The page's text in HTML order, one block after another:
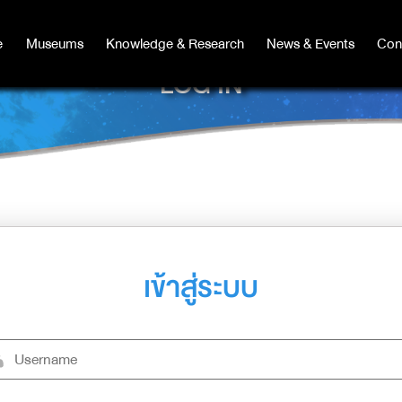
Museums Knowledge & Research News & Events
Museums Knowledge & Research News & Events
LOG IN
เข้าสู่ระบบ